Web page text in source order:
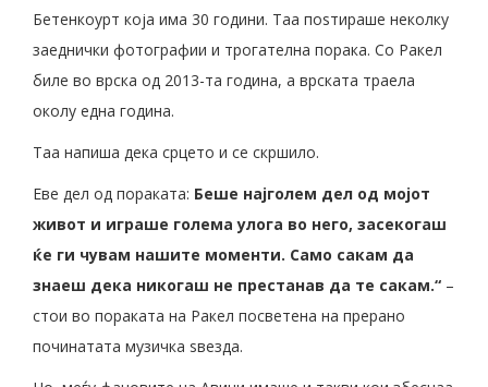
Бетенкоурт којa има 30 години. Таа поsтираше неколку
заеднички фотографии и трогателна порака. Со Ракел
биле во врска од 2013-та година, а врската траела
околу една година.
Таа напиша дека срцето и се скршило.
Еве дел од пораката: Беше најголем дел од мојот
живот и играше голема улога во него, засекогаш
ќе ги чувам нашите моменти. Само сакам да
знаеш дека никогаш не престанав да те сакам.“ –
стои во пораката на Ракел посветена на прерано
починатата музичка ѕвезда.